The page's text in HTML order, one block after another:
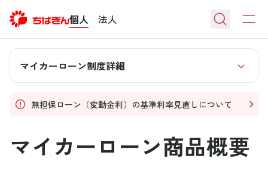
個人 法人
マイカーローン制度詳細
無担保ローン（変動金利）の基準利率見直しについて
マイカーローン商品概要